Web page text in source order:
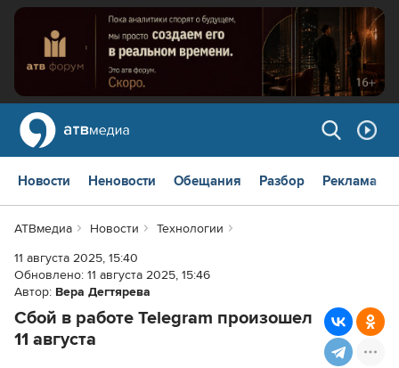
Новости Неновости Обещания Разбор Реклама
АТВмедиа Новости
Технологии
11 августа 2025, 15:40
Обновлено: 11 августа 2025, 15:46
Автор: Вера Дегтярева
Сбой в работе Telegram произошел
11 августа